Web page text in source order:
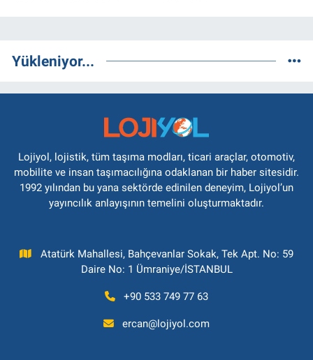
Yükleniyor...
Lojiyol, lojistik, tüm taşıma modları, ticari araçlar, otomotiv,
mobilite ve insan taşımacılığına odaklanan bir haber sitesidir.
1992 yılından bu yana sektörde edinilen deneyim, Lojiyol’un
yayıncılık anlayışının temelini oluşturmaktadır.
Atatürk Mahallesi, Bahçevanlar Sokak, Tek Apt. No: 59
Daire No: 1 Ümraniye/İSTANBUL
+90 533 749 77 63
ercan@lojiyol.com